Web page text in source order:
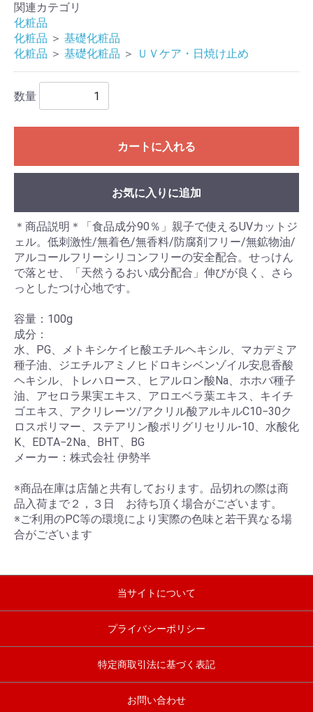
関連カテゴリ
化粧品
化粧品 ＞ 基礎化粧品
化粧品 ＞ 基礎化粧品 ＞ ＵＶケア・日焼け止め
数量
カートに入れる
お気に入りに追加
＊商品説明＊「食品成分90％」親子で使えるUVカットジ
ェル。低刺激性/無着色/無香料/防腐剤フリー/無鉱物油/
アルコールフリーシリコンフリーの安全配合。せっけん
で落とせ、「天然うるおい成分配合」伸びが良く、さら
っとしたつけ心地です。
容量：100g
成分：
水、PG、メトキシケイヒ酸エチルヘキシル、マカデミア
種子油、ジエチルアミノヒドロキシベンゾイル安息香酸
ヘキシル、トレハロース、ヒアルロン酸Na、ホホバ種子
油、アセロラ果実エキス、アロエベラ葉エキス、キイチ
ゴエキス、アクリレーツ/アクリル酸アルキルC10−30ク
ロスポリマー、ステアリン酸ポリグリセリル-10、水酸化
K、EDTA−2Na、BHT、BG
メーカー：株式会社 伊勢半
※商品在庫は店舗と共有しております。品切れの際は商
品入荷まで２，３日 お待ち頂く場合がございます。
※ご利用のPC等の環境により実際の色味と若干異なる場
合がございます
当サイトについて
プライバシーポリシー
特定商取引法に基づく表記
お問い合わせ